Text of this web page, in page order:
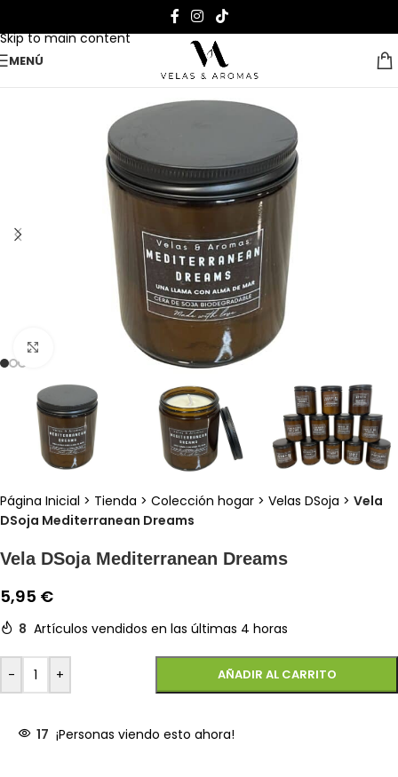
Skip to main content
MENÚ
Clic para ampliar
Página Inicial > Tienda > Colección hogar > Velas DSoja > Vela
DSoja Mediterranean Dreams
Vela DSoja Mediterranean Dreams
5,95 €
8 Artículos vendidos en las últimas 4 horas
- + AÑADIR AL CARRITO
17 ¡Personas viendo esto ahora!